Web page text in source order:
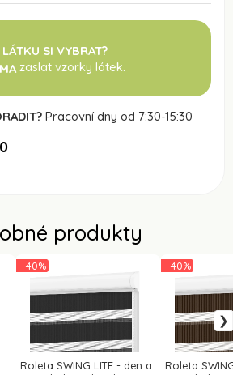
SI VYBRAT?
zaslat vzorky látek.
Pracovní dny od 7:30-15:30
produkty
Roleta SWING LITE - den a
- 40%
Roleta
- 40%